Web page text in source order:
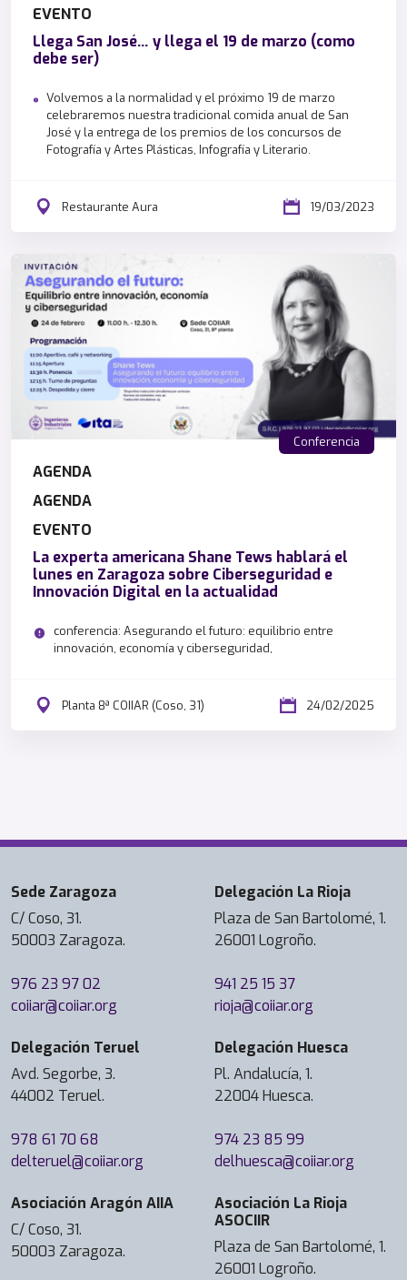
EVENTO
Llega San José… y llega el 19 de marzo (como
debe ser)
Volvemos a la normalidad y el próximo 19 de marzo
celebraremos nuestra tradicional comida anual de San
José y la entrega de los premios de los concursos de
Fotografía y Artes Plásticas, Infografía y Literario.
Restaurante Aura 19/03/2023
Conferencia
AGENDA
AGENDA
EVENTO
La experta americana Shane Tews hablará el
lunes en Zaragoza sobre Ciberseguridad e
Innovación Digital en la actualidad
conferencia: Asegurando el futuro: equilibrio entre
innovación, economía y ciberseguridad,
Planta 8ª COIIAR (Coso, 31) 24/02/2025
Sede Zaragoza
C/ Coso, 31.
50003 Zaragoza.
976 23 97 02
coiiar@coiiar.org
Delegación La Rioja
Plaza de San Bartolomé, 1.
26001 Logroño.
941 25 15 37
rioja@coiiar.org
Delegación Teruel
Avd. Segorbe, 3.
44002 Teruel.
978 61 70 68
delteruel@coiiar.org
Delegación Huesca
Pl. Andalucía, 1.
22004 Huesca.
974 23 85 99
delhuesca@coiiar.org
Asociación Aragón AIIA
C/ Coso, 31.
50003 Zaragoza.
Asociación La Rioja
ASOCIIR
Plaza de San Bartolomé, 1.
26001 Logroño.